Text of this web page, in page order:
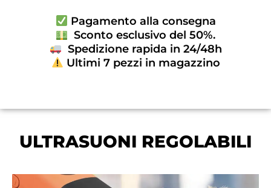
Pagamento alla consegna
Sconto esclusivo del 50%.
Spedizione rapida in 24/48h
Ultimi 7 pezzi in magazzino
ULTRASUONI REGOLABILI